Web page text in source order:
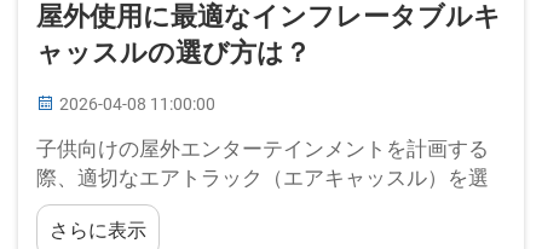
屋外使用に最適なインフレータブルキ
ャッスルの選び方は？
2026-04-08 11:00:00
子供向けの屋外エンターテインメントを計画する
際、適切なエアトラック（エアキャッスル）を選
定することは、安全性、楽しさ、およびイベント
全体の成功に影響を与える極めて重要な判断とな
さらに表示